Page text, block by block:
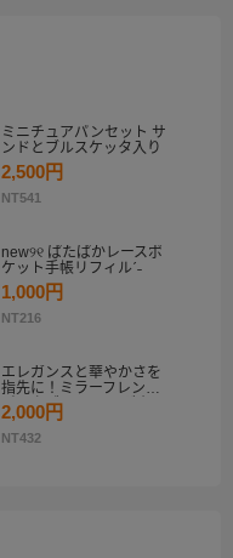
ミニチュアパンセット サ
ンドとブルスケッタ入り
2,500円
NT541
new୨୧ ぱたぱかレースポ
ケット手帳リフィルˊ˗
1,000円
NT216
エレガンスと華やかさを
指先に！ミラーフレンチ
ピンクゴールド マグネッ
トネイルチップセット
【ネイルチップオーダ
2,000円
NT432